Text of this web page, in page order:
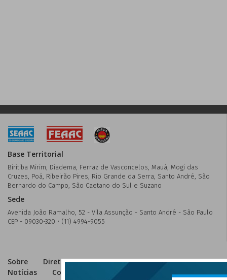
Base Territorial
Biritiba Mirim, Diadema, Ferraz de Vasconcelos, Mauá, Mogi das
Cruzes, Poá, Ribeirão Pires, Rio Grande da Serra, Santo André, São
Bernardo do Campo, São Caetano do Sul e Suzano
Sede
Avenida João Ramalho, 52 - Vila Assunção - Santo André - São Paulo
CEP - 09030-320 • (11) 4994-9055
Sobre Diretoria Homologação
Categorias
Notícias
Convenções Acordos Contato